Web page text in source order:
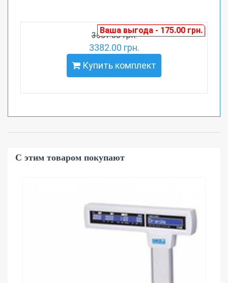
Ваша выгода - 175.00 грн.
3557.00 грн.
3382.00 грн.
Купить комплект
С этим товаром покупают